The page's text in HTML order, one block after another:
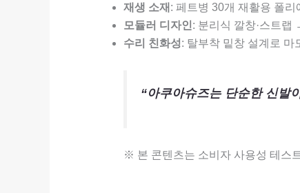
재생 소재 : 페트병 30개 재활용 폴
모듈러 디자인 : 분리식 깔창·스트랩
수리 친화성: 탈부착 밑창 설계로 마
“아쿠아슈즈는 단순한 신발
※ 본 콘텐츠는 소비자 사용성 테스